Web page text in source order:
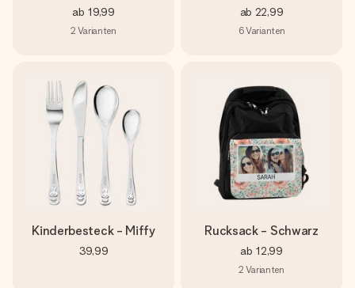
ab 19,99
2 Varianten
ab 22,99
6Varianten
Kinderbesteck - Miffy
39,99
Rucksack - Schwarz
ab 12,99
2 Varianten